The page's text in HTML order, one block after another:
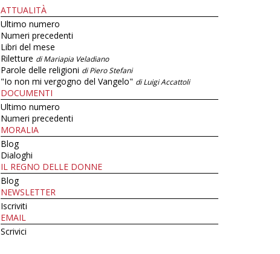
ATTUALITÀ
Ultimo numero
Numeri precedenti
Libri del mese
Riletture di Mariapia Veladiano
Parole delle religioni di Piero Stefani
"Io non mi vergogno del Vangelo" di Luigi Accattoli
DOCUMENTI
Ultimo numero
Numeri precedenti
MORALIA
Blog
Dialoghi
IL REGNO DELLE DONNE
Blog
NEWSLETTER
Iscriviti
EMAIL
Scrivici